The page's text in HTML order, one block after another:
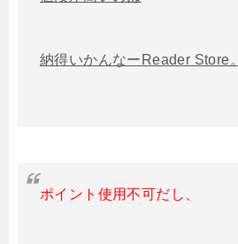
納得いかんなーReader Store。
ポイント使用不可だし、